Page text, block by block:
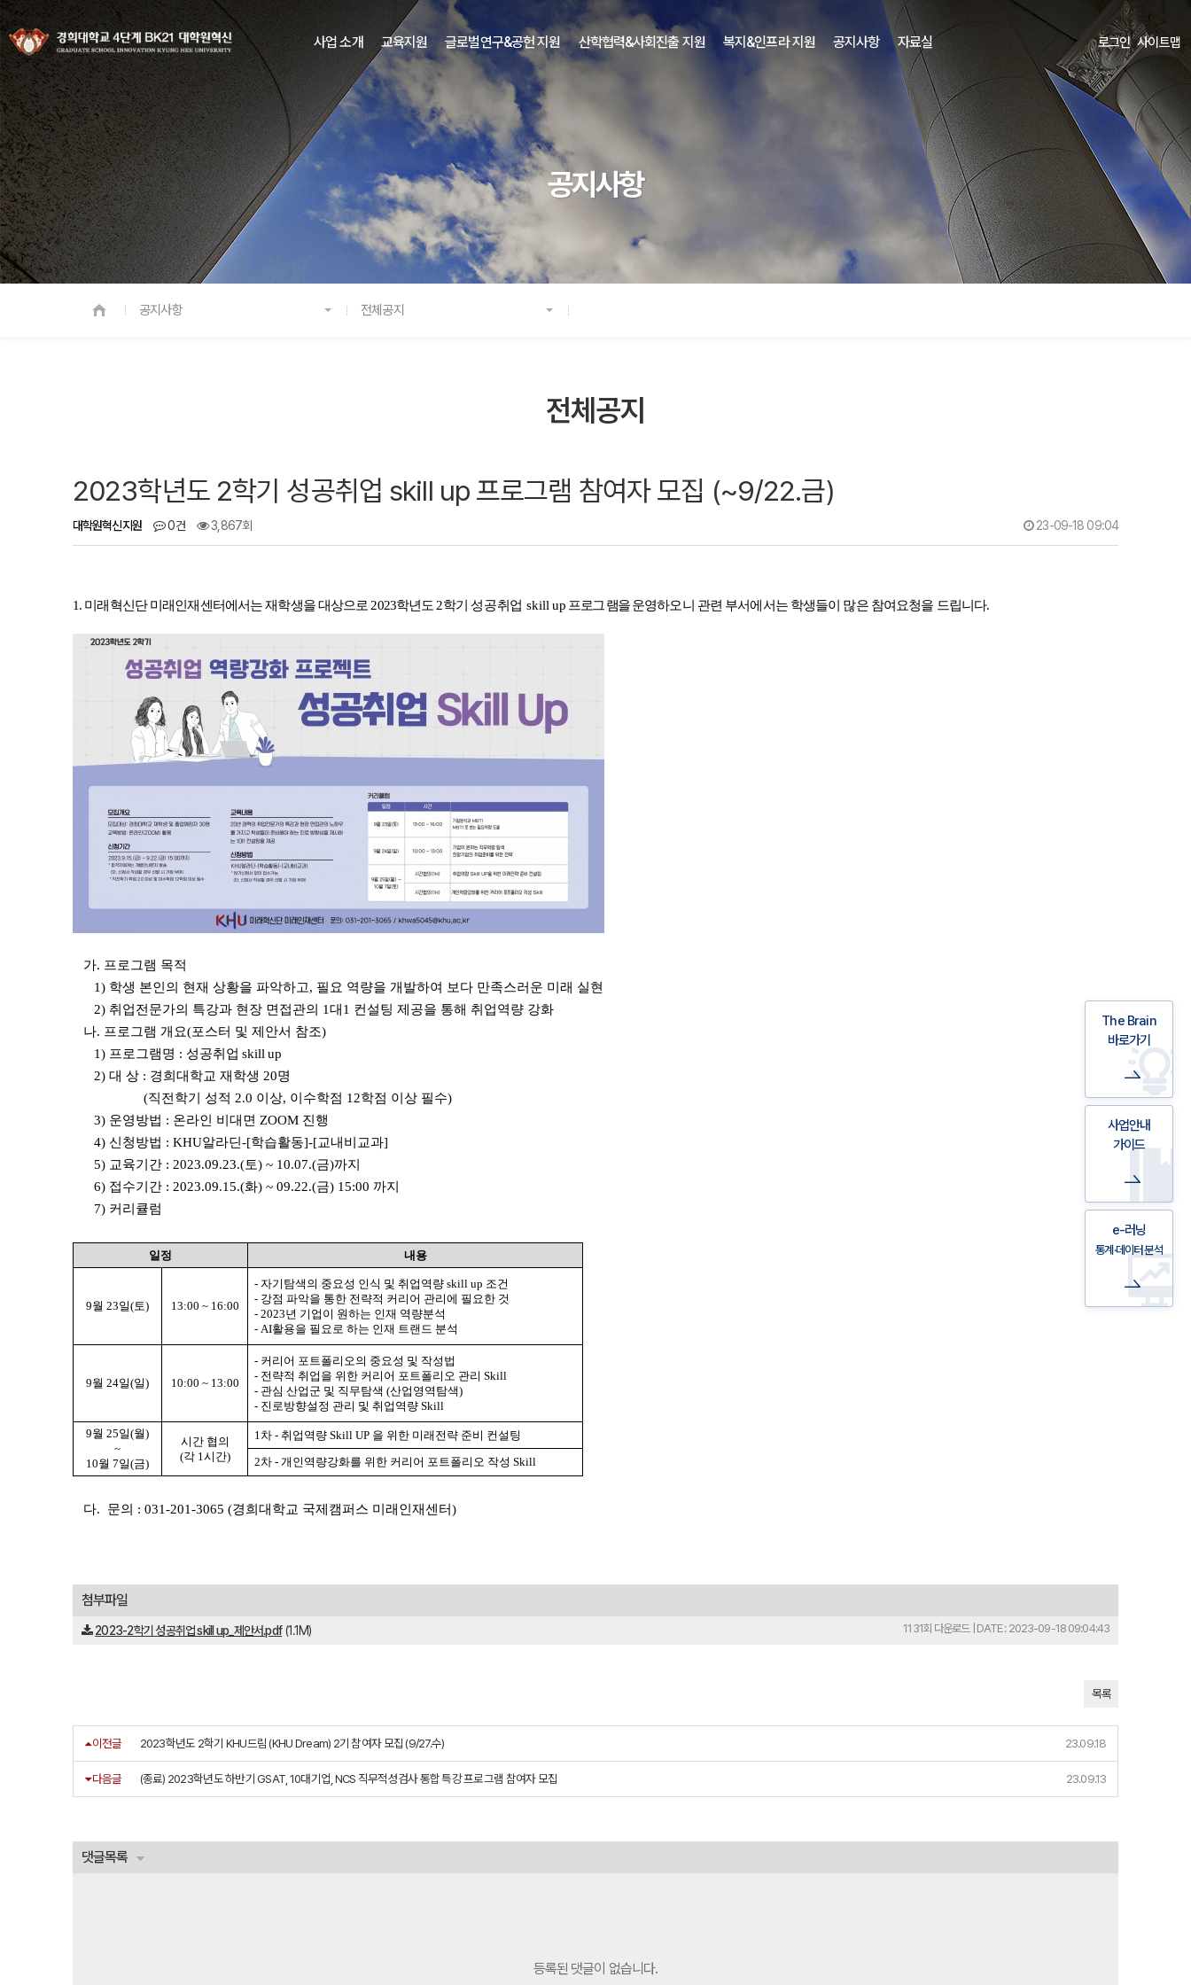
사업 소개 교육지원 글로벌연구&공헌 지원 산학협력&사회진출 지원 복지&인프라 지원 공지사항 자료실 로그인 사이트맵
공지사항
공지사항 전체공지
전체공지
2023학년도 2학기 성공취업 skill up 프로그램 참여자 모집 (~9/22.금)
대학원혁신지원 0건 3,867회 23-09-18 09:04
1. 미래혁신단 미래인재센터에서는 재학생을 대상으로 2023학년도 2학기 성공취업 skill up 프로그 램을운영하오니 관련 부서에서는 학생들이 많은 참여요청을 드립니다.
가. 프로그램 목적
1) 학생 본인의 현재 상황을 파악하고, 필요 역량을 개발하여 보다 만족스러운 미래 실현
2) 취업전문가의 특강과 현장 면접관의 1대1 컨설팅 제공을 통해 취업역량 강화
나. 프로그램 개요(포스터 및 제안서 참조)
1) 프로그램명 : 성공취업 skill up
2) 대 상 : 경희대학교 재학생 20명
(직전학기 성적 2.0 이상, 이수학점 12학점 이상 필수)
3) 운영방법 : 온라인 비대면 ZOOM 진행
4) 신청방법 : KHU알라딘-[학습활동]-[교내비교과]
5) 교육기간 : 2023.09.23.(토) ~ 10.07.(금)까지
6) 접수기간 : 2023.09.15.(화) ~ 09.22.(금) 15:00 까지
7) 커리큘럼
일정 내용
9월 23일(토) 13:00 ~ 16:00
- 자기탐색의 중요성 인식 및 취업역량 skill up 조건
- 강점 파악을 통한 전략적 커리어 관리에 필요한 것
- 2023년 기업이 원하는 인재 역량분석
- AI활용을 필요로 하는 인재 트랜드 분석
9월 24일(일) 10:00 ~ 13:00
- 커리어 포트폴리오의 중요성 및 작성법
- 전략적 취업을 위한 커리어 포트폴리오 관리 Skill
- 관심 산업군 및 직무탐색 (산업영역탐색)
- 진로방향설정 관리 및 취업역량 Skill
9월 25일(월)
~
10월 7일(금)
시간 협의
(각 1시간)
1차 - 취업역량 Skill UP 을 위한 미래전략 준비 컨설팅
2차 - 개인역량강화를 위한 커리어 포트폴리오 작성 Skill
다. 문의 : 031-201-3065 (경희대학교 국제캠퍼스 미래인재센터)
첨부파일
2023-2학기 성공취업 skill up_제안서.pdf(1.1M) 1131회 다운로드 | DATE : 2023-09-18 09:04:43
목록
이전글 2023학년도 2학기 KHU드림 (KHU Dream) 2기 참여자 모집 (9/27.수) 23.09.18
다음글 (종료) 2023학년도 하반기 GSAT, 10대기업, NCS 직무적성검사 통합 특강 프로그램 참여자 모집 23.09.13
댓글목록
등록된 댓글이 없습니다.
The Brain
바로가기
사업안내
가이드
e-러닝
통계·데이터 분석